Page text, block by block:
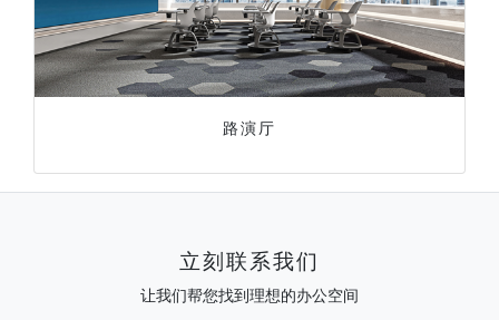
路演厅
立刻联系我们
让我们帮您找到理想的办公空间